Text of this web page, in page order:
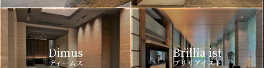
Dimus
ディームス
Brillia ist
ブリリアイスト